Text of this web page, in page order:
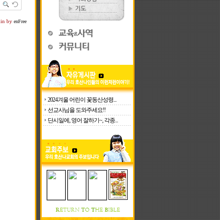
by enFree
2024겨울 어린이 꽃동산성령...
선교사님을 도와주세요!!
단시일에, 영어 잘하기~, 각종...